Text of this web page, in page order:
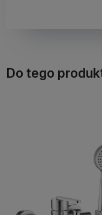
Do tego